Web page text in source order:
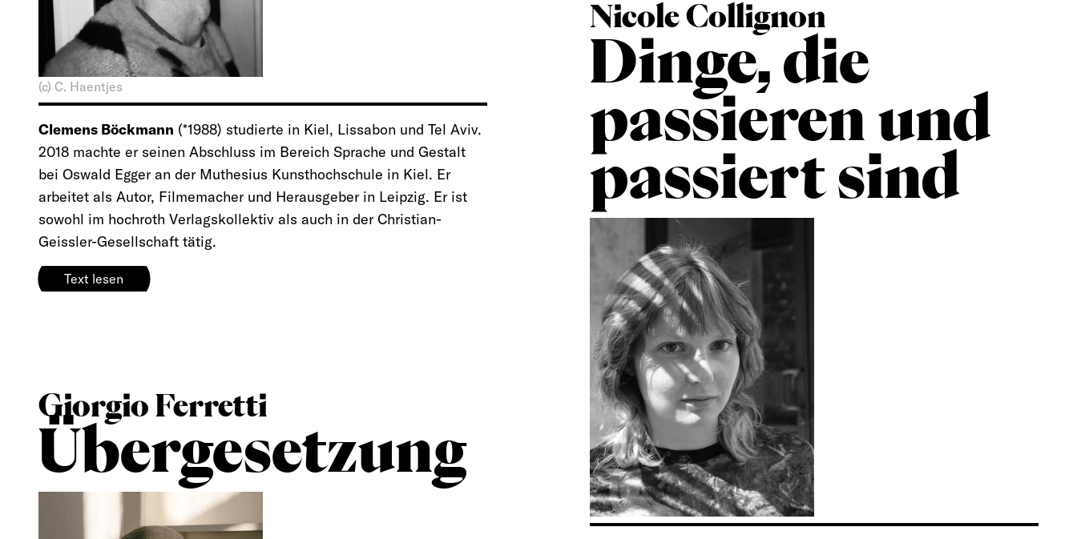
(c) C. Haentjes
Clemens Böckmann (*1988) studierte in Kiel, Lissabon und Tel Aviv.
2018 machte er seinen Abschluss im Bereich Sprache und Gestalt
bei Oswald Egger an der Muthesius Kunsthochschule in Kiel. Er
arbeitet als Autor, Filmemacher und Herausgeber in Leipzig. Er ist
sowohl im hochroth Verlagskollektiv als auch in der Christian-
Geissler-Gesellschaft tätig.
Text lesen
Nicole Collignon
Dinge, die
passieren und
passiert sind
Giorgio Ferretti
Übergesetzung